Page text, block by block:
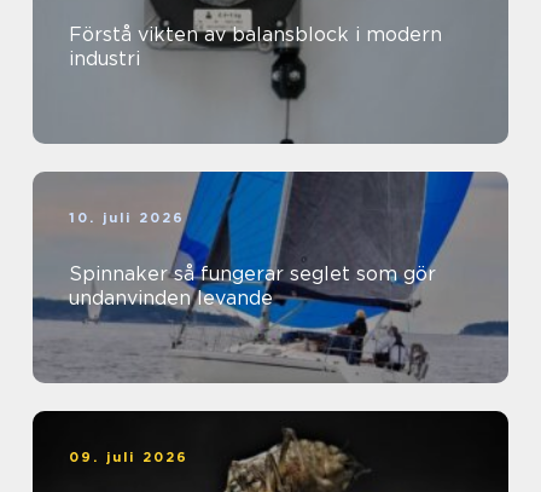
Förstå vikten av balansblock i modern
industri
10. juli 2026
Spinnaker så fungerar seglet som gör
undanvinden levande
09. juli 2026